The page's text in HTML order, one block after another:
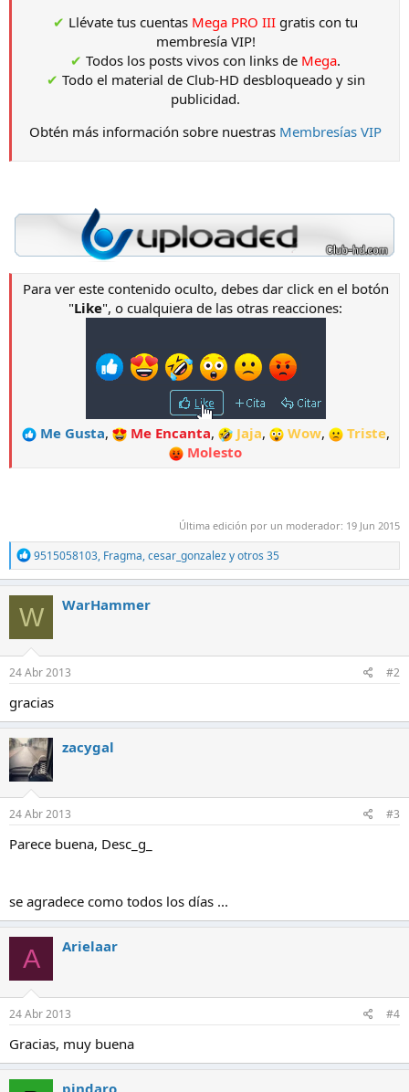
✔ Llévate tus cuentas Mega PRO III gratis con tu
membresía VIP!
✔ Todos los posts vivos con links de Mega.
✔ Todo el material de Club-HD desbloqueado y sin
publicidad.
Obtén más información sobre nuestras Membresías VIP
Para ver este contenido oculto, debes dar click en el botón
"Like", o cualquiera de las otras reacciones:
Me Gusta, Me Encanta, Jaja, Wow, Triste,
Molesto
Última edición por un moderador: 19 Jun 2015
R
e
a
c
c
i
o
n
e
s
:
9515058103, Fragma,cesar_gonzalezy otros 35
W WarHammer
24 Abr 2013 #2
gracias
zacygal
24 Abr 2013 #3
Parece buena, Desc_g_
se agradece como todos los días ...
A Arielaar
24 Abr 2013 #4
Gracias, muy buena
pindaro